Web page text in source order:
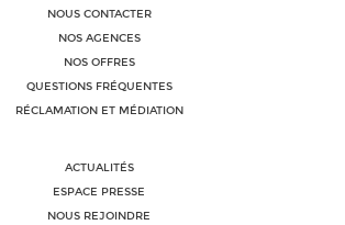
NOUS CONTACTER
NOS AGENCES
NOS OFFRES
QUESTIONS FRÉQUENTES
RÉCLAMATION ET MÉDIATION
ACTUALITÉS
ESPACE PRESSE
NOUS REJOINDRE